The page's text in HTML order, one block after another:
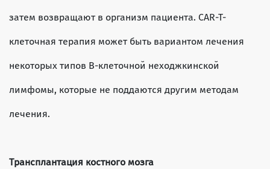
затем возвращают в организм пациента. CAR-T-
клеточная терапия может быть вариантом лечения
некоторых типов В-клеточной неходжкинской
лимфомы, которые не поддаются другим методам
лечения.
Трансплантация костного мозга